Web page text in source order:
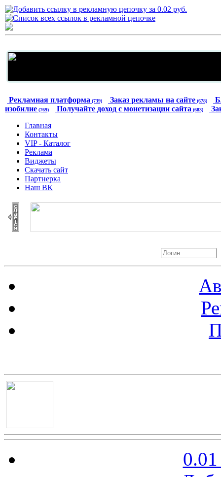
Рекламная платформа (739) Заказ рекламы на сайте (678)
изобилие (769) Получайте доход с монетизации сайта (683)
Главная
Контакты
VIP - Каталог
Реклама
Виджеты
Скачать сайт
Партнерка
Наш ВК